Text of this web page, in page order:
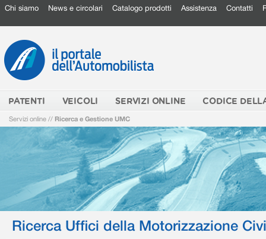
Chi siamo News e circolari Catalogo prodotti Assistenza Contatti
PATENTI VEICOLI SERVIZI ONLINE CODICE
Servizi online // Ricerca e Gestione UMC
Ricerca Uffici della Motorizzazione